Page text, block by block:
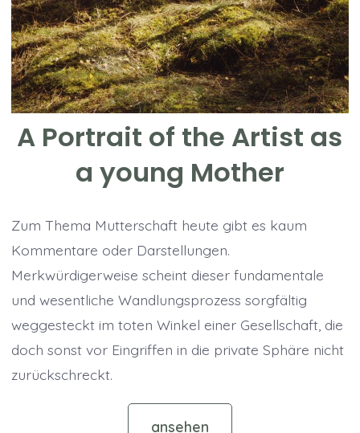
A Portrait of the Artist as
a young Mother
Zum Thema Mutterschaft heute gibt es kaum
Kommentare oder Darstellungen.
Merkwürdigerweise scheint dieser fundamentale
und wesentliche Wandlungsprozess sorgfältig
weggesteckt im toten Winkel einer Gesellschaft, die
doch sonst vor Eingriffen in die private Sphäre nicht
zurückschreckt.
ansehen